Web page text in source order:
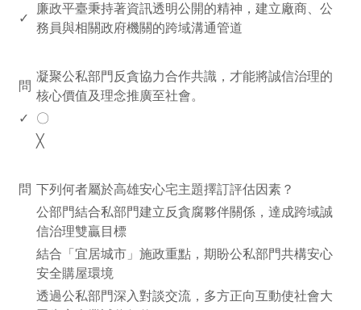
✓
廉政平臺秉持著資訊透明公開的精神，建立廠商、公
務員與相關政府機關的跨域溝通管道
問
凝聚公私部門反貪協力合作共識，才能將誠信治理的
核心價值及理念推廣至社會。
✓
〇
╳
問 下列何者屬於高雄安心宅主題擇訂評估因素？
公部門結合私部門建立反貪腐夥伴關係，達成跨域誠
信治理雙贏目標
結合「宜居城市」施政重點，期盼公私部門共構安心
安全購屋環境
透過公私部門深入對談交流，多方正向互動使社會大